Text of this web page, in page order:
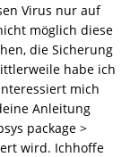
Virus nur auf
möglich diese
die Sicherung
habe ich
mich
Anleitung
package >
wird. Ichhoffe